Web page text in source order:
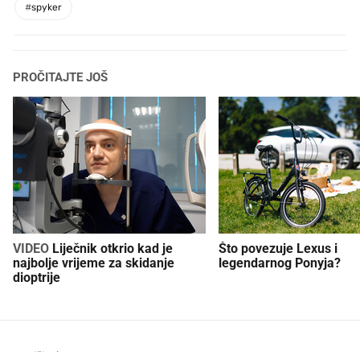
#spyker
PROČITAJTE JOŠ
VIDEO
najbolje vrijeme za skidanje
dioptrije
Što povezuje Lexus i
legendarnog Ponyja?